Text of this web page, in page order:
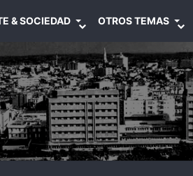
& SOCIEDAD OTROS TEMAS